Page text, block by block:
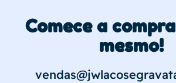
Comece a
mesmo!